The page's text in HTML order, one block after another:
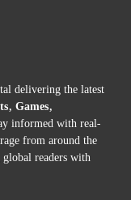
delivering the latest
Games,
informed with real-
from around the
readers with